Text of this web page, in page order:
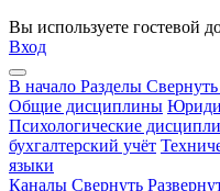
Вы используете гостевой
Вход
В начало Разделы Свернуть
Общие дисциплины
Психологические
бухгалтерский учёт
языки
Каналы Свернуть